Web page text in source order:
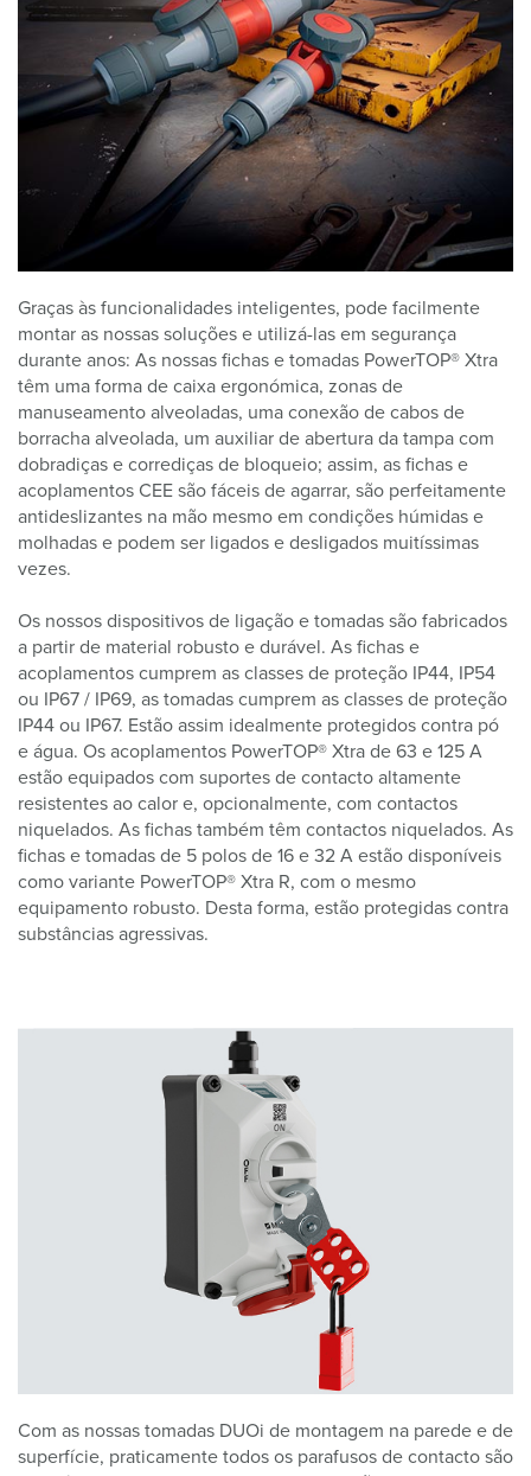
Graças às funcionalidades inteligentes, pode facilmente
montar as nossas soluções e utilizá-las em segurança
durante anos: As nossas fichas e tomadas PowerTOP® Xtra
têm uma forma de caixa ergonómica, zonas de
manuseamento alveoladas, uma conexão de cabos de
borracha alveolada, um auxiliar de abertura da tampa com
dobradiças e corrediças de bloqueio; assim, as fichas e
acoplamentos CEE são fáceis de agarrar, são perfeitamente
antideslizantes na mão mesmo em condições húmidas e
molhadas e podem ser ligados e desligados muitíssimas
vezes.
Os nossos dispositivos de ligação e tomadas são fabricados
a partir de material robusto e durável. As fichas e
acoplamentos cumprem as classes de proteção IP44, IP54
ou IP67 / IP69, as tomadas cumprem as classes de proteção
IP44 ou IP67. Estão assim idealmente protegidos contra pó
e água. Os acoplamentos PowerTOP® Xtra de 63 e 125 A
estão equipados com suportes de contacto altamente
resistentes ao calor e, opcionalmente, com contactos
niquelados. As fichas também têm contactos niquelados. As
fichas e tomadas de 5 polos de 16 e 32 A estão disponíveis
como variante PowerTOP® Xtra R, com o mesmo
equipamento robusto. Desta forma, estão protegidas contra
substâncias agressivas.
Com as nossas tomadas DUOi de montagem na parede e de
superfície, praticamente todos os parafusos de contacto são